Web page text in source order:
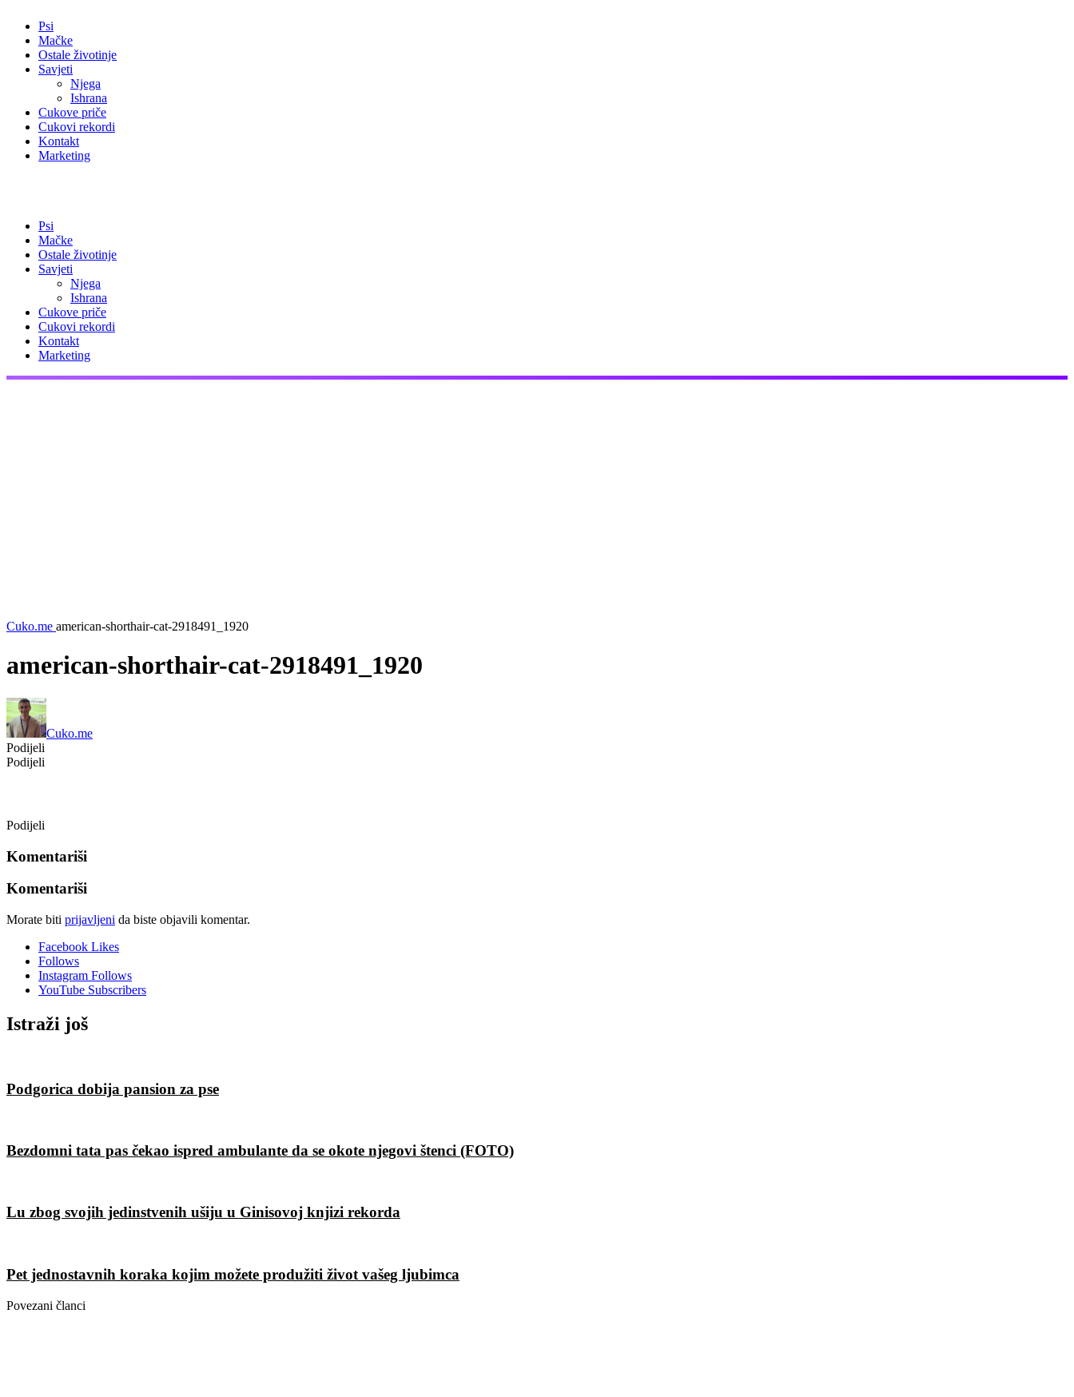
Psi
Mačke
Ostale životinje
Savjeti
Njega
Ishrana
Cukove priče
Cukovi rekordi
Kontakt
Marketing
Psi
Mačke
Ostale životinje
Savjeti
Njega
Ishrana
Cukove priče
Cukovi rekordi
Kontakt
Marketing
Cuko.me american-shorthair-cat-2918491_1920
american-shorthair-cat-2918491_1920
Cuko.me
Podijeli
Podijeli
Podijeli
Komentariši
Komentariši
Morate biti prijavljeni da biste objavili komentar.
Facebook Likes
Follows
Instagram Follows
YouTube Subscribers
Istraži još
Podgorica dobija pansion za pse
Bezdomni tata pas čekao ispred ambulante da se okote njegovi štenci (FOTO)
Lu zbog svojih jedinstvenih ušiju u Ginisovoj knjizi rekorda
Pet jednostavnih koraka kojim možete produžiti život vašeg ljubimca
Povezani članci